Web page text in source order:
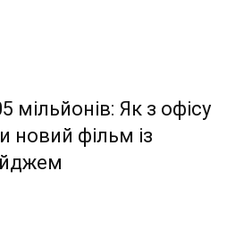
мільйонів: Як з офісу
новий фільм із